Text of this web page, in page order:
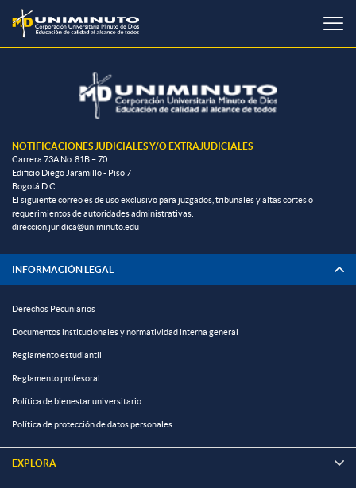
Pasar
contenido
principal
NOTIFICACIONES JUDICIALES Y/O EXTRAJUDICIALES
Carrera 73A No. 81B – 70.
Edificio Diego Jaramillo - Piso 7
Bogotá D.C.
El siguiente correo es de uso exclusivo para juzgados, tribunales y altas cortes o
requerimientos de autoridades administrativas:
direccion.juridica@uniminuto.edu
INFORMACIÓN LEGAL
Derechos Pecuniarios
Documentos institucionales y normatividad interna general
Reglamento estudiantil
Reglamento profesoral
Política de bienestar universitario
Política de protección de datos personales
EXPLORA 